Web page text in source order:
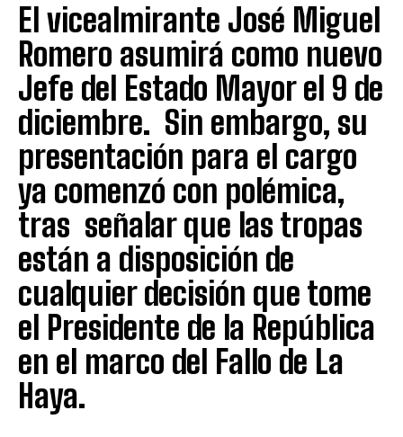
El vicealmirante José Miguel
Romero asumirá como nuevo
Jefe del Estado Mayor el 9 de
diciembre. Sin embargo, su
presentación para el cargo
ya comenzó con polémica,
tras señalar que las tropas
están a disposición de
cualquier decisión que tome
el Presidente de la República
en el marco del Fallo de La
Haya.